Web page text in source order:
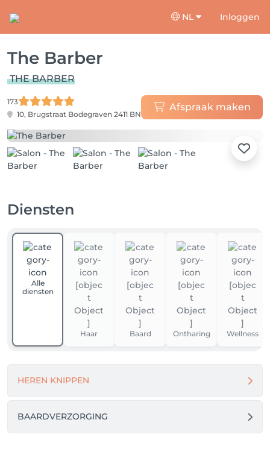
NL Inloggen
The Barber
THE BARBER
173
10, Brugstraat Bodegraven 2411 BN
Afspraak maken
Diensten
Alle
diensten
Haar Baard Ontharing Wellness
HEREN KNIPPEN
BAARDVERZORGING